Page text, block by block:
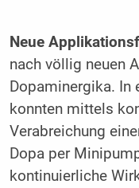
Neue
nach völlig neuen
Dopaminergika. In
konnten mittels
Verabreichung
Dopa per
kontinuierliche